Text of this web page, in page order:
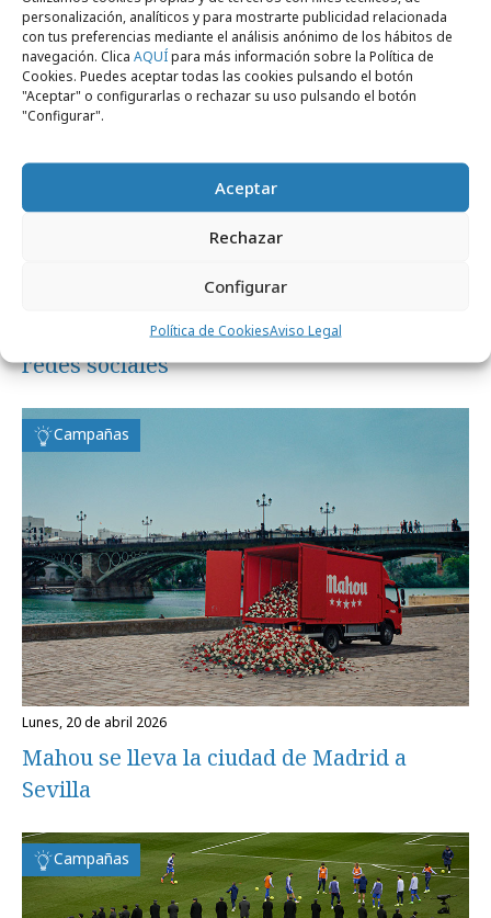
personalización, analíticos y para mostrarte publicidad relacionada
con tus preferencias mediante el análisis anónimo de los hábitos de
navegación. Clica AQUÍpara más información sobre la Política de
Cookies. Puedes aceptar todas las cookies pulsando el botón
"Aceptar" o configurarlas o rechazar su uso pulsando el botón
"Configurar".
Aceptar
Rechazar
Configurar
Política de CookiesAviso Legal
Marcas y ESG
El impacto de los comentarios negativos en
redes sociales
Campañas
lunes, 20 de abril 2026
Mahou se lleva la ciudad de Madrid a
Sevilla
Campañas